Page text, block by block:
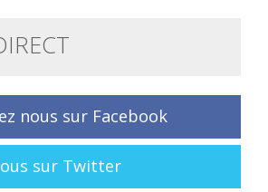
nous sur Facebook
sur Twitter